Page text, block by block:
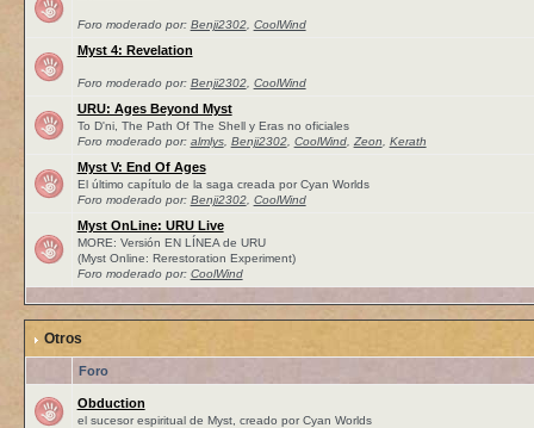
Foro moderado por: Benji2302, CoolWind
Myst 4: Revelation
Foro moderado por: Benji2302, CoolWind
URU: Ages Beyond Myst
To D'ni, The Path Of The Shell y Eras no oficiales
Foro moderado por: almlys, Benji2302, CoolWind, Zeon Kerath
Myst V: End Of Ages
El último capítulo de la saga creada por Cyan Worlds
Foro moderado por: Benji2302, CoolWind
Myst OnLine: URU Live
MORE: Versión EN LÍNEA de URU
(Myst Online: Rerestoration Experiment)
Foro moderado por: CoolWind
Otros
Foro
Obduction
el sucesor espiritual de Myst, creado por Cyan Worlds